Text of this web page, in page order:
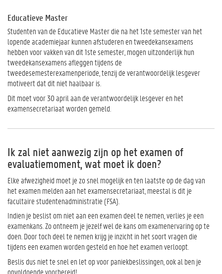
Educatieve Master
Studenten van de Educatieve Master die na het 1ste semester van het
lopende academiejaar kunnen afstuderen en tweedekansexamens
hebben voor vakken van dit 1ste semester, mogen uitzonderlijk hun
tweedekansexamens afleggen tijdens de
tweedesemesterexamenperiode, tenzij de verantwoordelijk lesgever
motiveert dat dit niet haalbaar is.
Dit moet voor 30 april aan de verantwoordelijk lesgever en het
examensecretariaat worden gemeld.
Ik zal niet aanwezig zijn op het examen of
evaluatiemoment, wat moet ik doen?
Elke afwezigheid moet je zo snel mogelijk en ten laatste op de dag van
het examen melden aan het examensecretariaat, meestal is dit je
facultaire studentenadministratie (FSA)
Indien je beslist om niet aan een examen deel te nemen, verlies je een
examenkans. Zo ontneem je jezelf wel de kans om examenervaring op te
doen. Door toch deel te nemen krijg je inzicht in het soort vragen die
tijdens een examen worden gesteld en hoe het examen verloopt.
Beslis dus niet te snel en let op voor paniekbeslissingen, ook al ben je
onvoldoende voorbereid!